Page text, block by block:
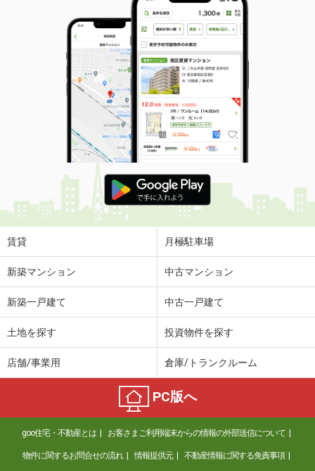
賃貸 月極駐車場
新築マンション 中古マンション
新築一戸建て 中古一戸建て
土地を探す 投資物件を探す
店舗/事業用 倉庫/トランクルーム
PC版へ
goo住宅・不動産とは お客さまご利用端末からの情報の外部送信について
物件に関するお問合せの流れ 情報提供元 不動産情報に関する免責事項